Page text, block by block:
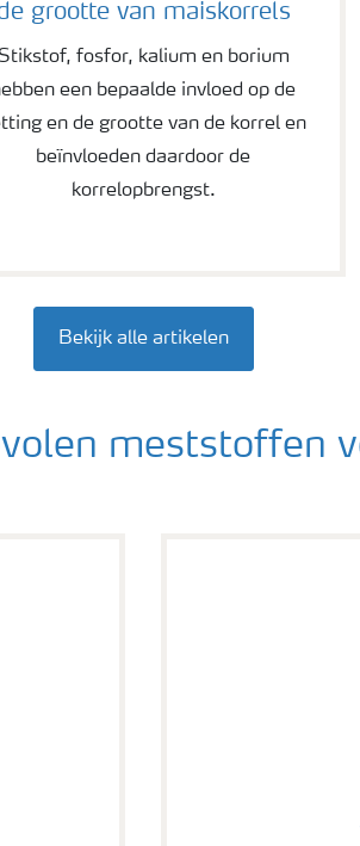
grootte van maiskorrels
Stikstof, fosfor, kalium en borium
een bepaalde invloed op de
en de grootte van de korrel en
beïnvloeden daardoor de
korrelopbrengst.
Bekijk alle artikelen
meststoffen